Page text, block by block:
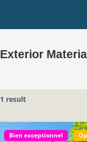
Exterior
1 result
Bien exceptionnel